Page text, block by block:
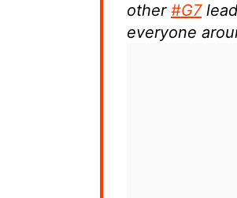
other #G7
everyone